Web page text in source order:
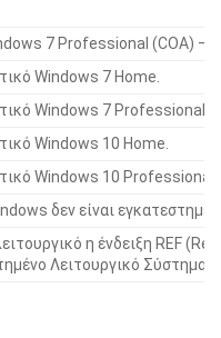
7 Professional (COA) –
Windows 7 Home.
Windows 7 Professional.
Windows 10 Home.
Windows 10 Professional.
δεν είναι
η ένδειξη REF
Λειτουργικό Σύστημα.